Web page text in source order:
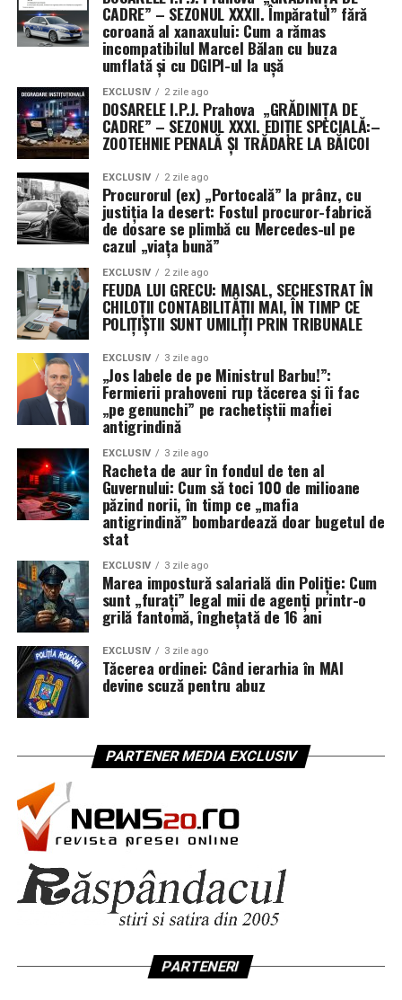
la bunul mers al științei penale, în timp ce Comisia de
cenzori, formată din Petrică Anton, Alexandra Bazon și
Bianca-Denisa Grigorie, stă cu ochii pe cifre.
În concluzie, ARSP s-a transformat într-o veritabilă
fortăreață a titlurilor, unde „promovarea” este
cuvântul de ordine, iar „rotația cadrelor” este sport
național. Rămâne de văzut dacă dincolo de aceste
numiri pompoase, știința penală va progresa sau
dacă asociația va rămâne doar un club exclusivist
unde „greii” își dau diplome unii altora, sub privirile
admirative ale unei audiențe care încă mai crede că
funcția face pe om, și nu invers. (Irinel I.).
CADRE” – SEZONUL XXXII. Împăratul” fără
coroană al xanaxului: Cum a rămas
incompatibilul Marcel Bălan cu buza
umflată și cu DGIPI-ul la ușă
EXCLUSIV 2 zile ago
DOSARELE I.P.J. Prahova „GRĂDINIȚA DE
CADRE” – SEZONUL XXXI. EDIȚIE SPECIALĂ:–
ZOOTEHNIE PENALĂ ȘI TRĂDARE LA BĂICOI
EXCLUSIV 2 zile ago
Procurorul (ex) „Portocală” la prânz, cu
justiția la desert: Fostul procuror-fabrică
de dosare se plimbă cu Mercedes-ul pe
cazul „viața bună”
EXCLUSIV 2 zile ago
FEUDA LUI GRECU: MAISAL, SECHESTRAT ÎN
CHILOȚII CONTABILITĂȚII MAI, ÎN TIMP CE
POLIȚIȘTII SUNT UMILIȚI PRIN TRIBUNALE
EXCLUSIV 3 zile ago
„Jos labele de pe Ministrul Barbu!”:
Fermierii prahoveni rup tăcerea și îi fac
„pe genunchi” pe rachetiștii mafiei
antigrindină
EXCLUSIV 3 zile ago
Racheta de aur în fondul de ten al
Guvernului: Cum să toci 100 de milioane
păzind norii, în timp ce „mafia
antigrindină” bombardează doar bugetul de
stat
EXCLUSIV 3 zile ago
Marea impostură salarială din Poliție: Cum
sunt „furați” legal mii de agenți printr-o
grilă fantomă, înghețată de 16 ani
EXCLUSIV 3 zile ago
Tăcerea ordinei: Când ierarhia în MAI
devine scuză pentru abuz
PARTENER MEDIA EXCLUSIV
PARTENERI